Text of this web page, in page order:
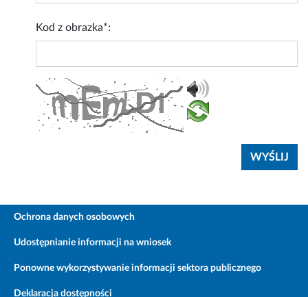
Kod z obrazka*:
Ochrona danych osobowych
Udostępnianie informacji na wniosek
Ponowne wykorzystywanie informacji sektora publicznego
Deklaracja dostępności